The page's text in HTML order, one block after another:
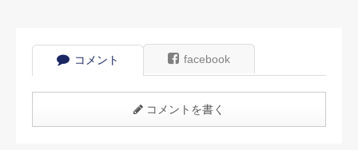
コメント facebook
コメントを書く